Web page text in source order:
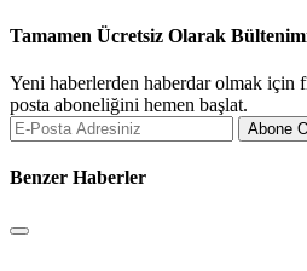
Tamamen Ücretsiz Olarak
Yeni haberlerden haberdar olmak için
posta aboneliğini hemen başlat.
Abone
Benzer Haberler